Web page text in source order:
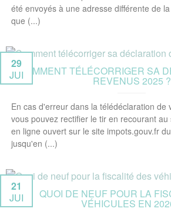
été envoyés à une adresse différente de
que (...)
COMMENT TÉLÉCORRIGER SA
REVENUS 2025 ?
29
JUI
En cas d'erreur dans la télédéclaration de
vous pouvez rectifier le tir en recourant
en ligne ouvert sur le site impots.gouv.fr
jusqu'en (...)
QUOI DE NEUF POUR LA
VÉHICULES EN
21
JUI